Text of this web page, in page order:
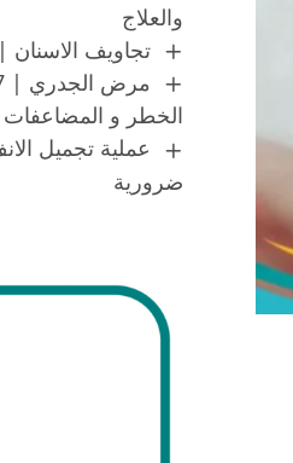
والعلاج
تجاويف الاسنان | 7 طرق فعالة للعلاج
الخطر و المضاعفات
ضرورية